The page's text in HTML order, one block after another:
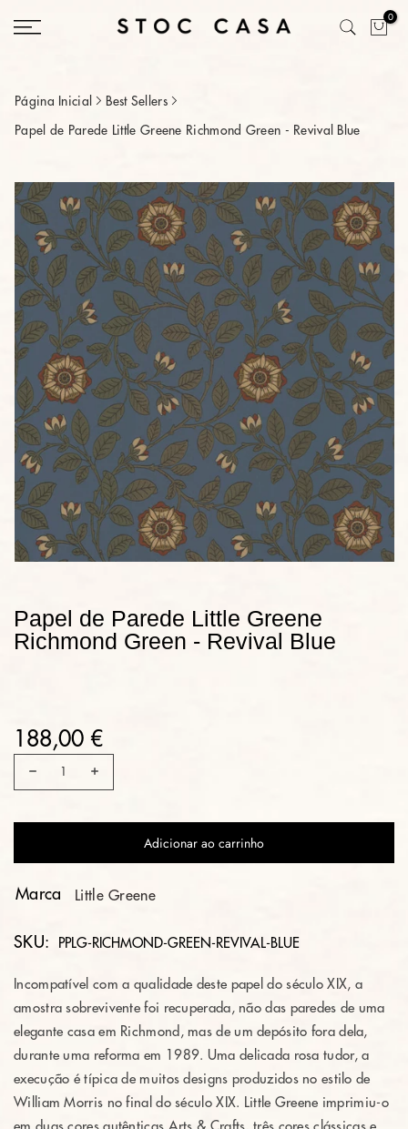
Saltar
0
Página Inicial Best Sellers
Papel de Parede Little Greene Richmond Green - Revival Blue
Papel de Parede Little Greene
Richmond Green - Revival Blue
188,00 €
Adicionar ao carrinho
Marca Little Greene
SKU: PPLG-RICHMOND-GREEN-REVIVAL-BLUE
Incompatível com a qualidade deste papel do século XIX, a
amostra sobrevivente foi recuperada, não das paredes de uma
elegante casa em Richmond, mas de um depósito fora dela,
durante uma reforma em 1989. Uma delicada rosa tudor, a
execução é típica de muitos designs produzidos no estilo de
William Morris no final do século XIX. Little Greene imprimiu-o